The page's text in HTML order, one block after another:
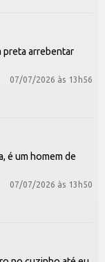
preta arrebentar
07/07/2026 às 13h56
é um homem de
07/07/2026 às 13h50